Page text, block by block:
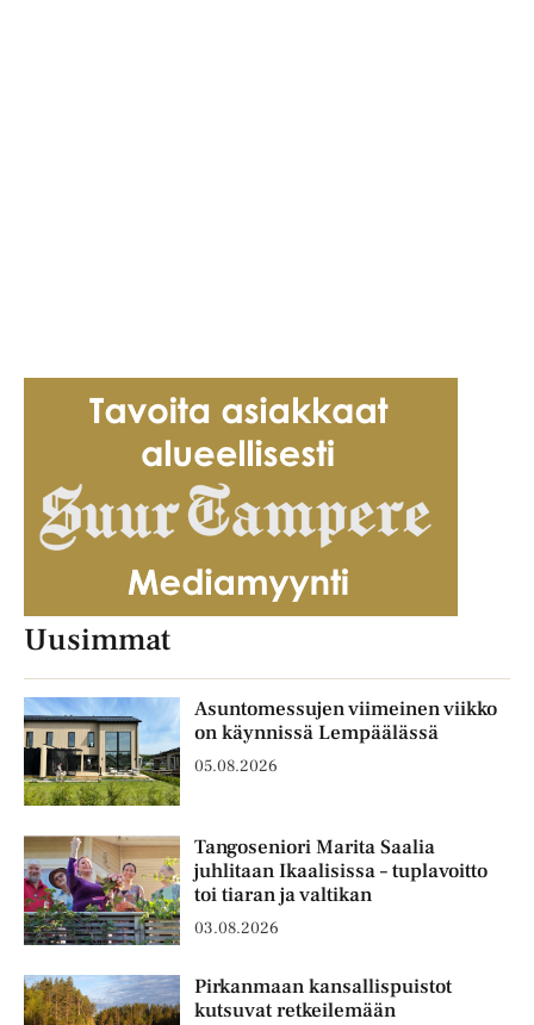
Uusimmat
Asuntomessujen viimeinen viikko
on käynnissä Lempäälässä
05.08.2026
Tangoseniori Marita Saalia
juhlitaan Ikaalisissa – tuplavoitto
toi tiaran ja valtikan
03.08.2026
Pirkanmaan kansallispuistot
kutsuvat retkeilemään